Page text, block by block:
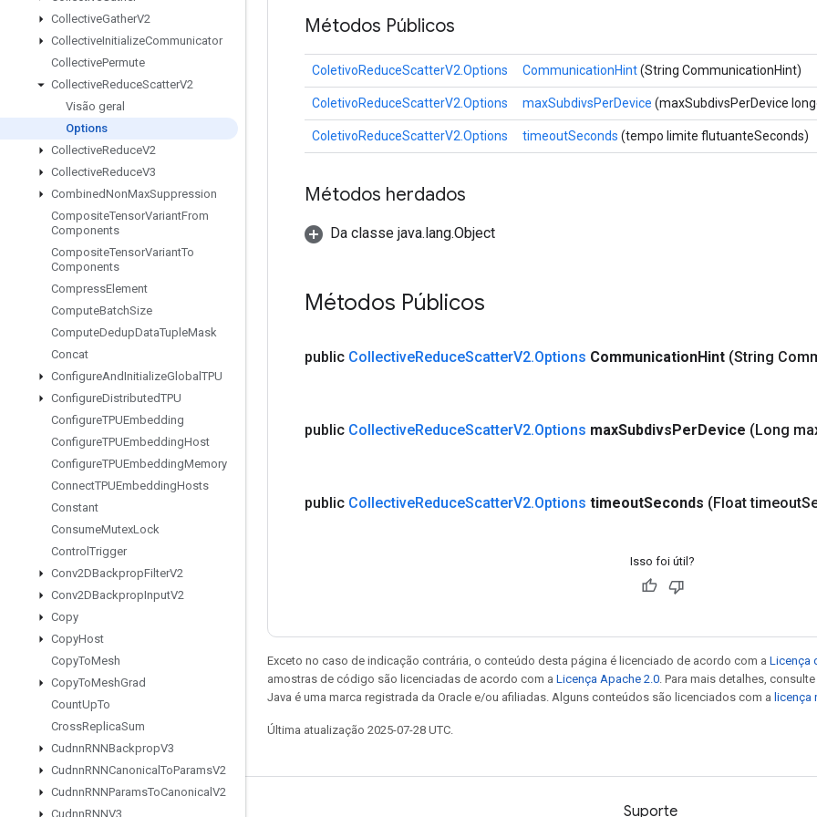
CollectiveGatherV2
CollectiveInitializeCommunicator
CollectivePermute
CollectiveReduceScatterV2
Visão geral
Options
CollectiveReduceV2
CollectiveReduceV3
CombinedNonMaxSuppression
CompositeTensorVariantFrom
Components
CompositeTensorVariantTo
Components
CompressElement
ComputeBatchSize
ComputeDedupDataTupleMask
Concat
ConfigureAndInitializeGlobal TPU
ConfigureDistributedTPU
ConfigureTPUEmbedding
ConfigureTPUEmbeddingHost
ConfigureTPUEmbeddingMemory
ConnectTPUEmbeddingHosts
Constant
ConsumeMutexLock
Control Trigger
Conv2DBackpropFilterV2
Conv2DBackpropInputV2
Copy
CopyHost
CopyToMesh
CopyToMeshGrad
CountUpTo
CrossReplicaSum
CudnnRNNBackpropV3
CudnnRNNCanonical ToParamsV2
CudnnRNNParamsToCanonical V2
CudnnRNNV3
Métodos Públicos
ColetivoReduceScatterV2.Options CommunicationHint(String CommunicationHint)
ColetivoReduceScatterV2.Options maxSubdivsPerDevice (maxSubdivsPerDevice
ColetivoReduceScatterV2.Options timeoutSeconds (tempo limite flutuanteSeconds)
Métodos herdados
Da classe java.lang.Object
Métodos Públicos
public CollectiveReduceScatterV2.Options CommunicationHint (String
public CollectiveReduceScatterV2.Options maxSubdivsPerDevice (Long
public CollectiveReduceScatterV2.Options timeoutSeconds (Float timeout
Isso foi útil?
Exceto no caso de indicação contrária, o conteúdo desta página é licenciado de acordo com a Licença
amostras de código são licenciadas de acordo com a Licença Apache 2.0 . Para mais detalhes,
Java é uma marca registrada da Oracle e/ou afiliadas. Alguns conteúdos são licenciados com a licença
Última atualização 2025-07-28 UTC.
Permanecer conectado Suporte